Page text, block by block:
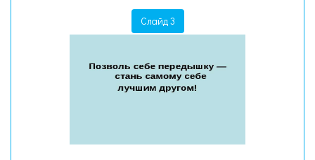
Слайд 3